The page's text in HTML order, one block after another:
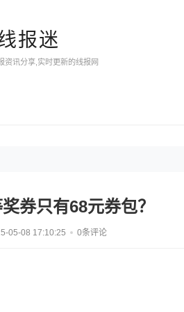
报迷
资讯分享,实时更新的线报网
券只有68元券包？
05-08 17:10:25 0条评论